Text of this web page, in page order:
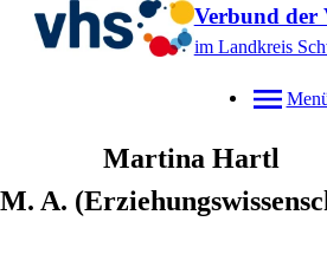
Verbund der
im Landkreis
Martina Hartl
M. A.